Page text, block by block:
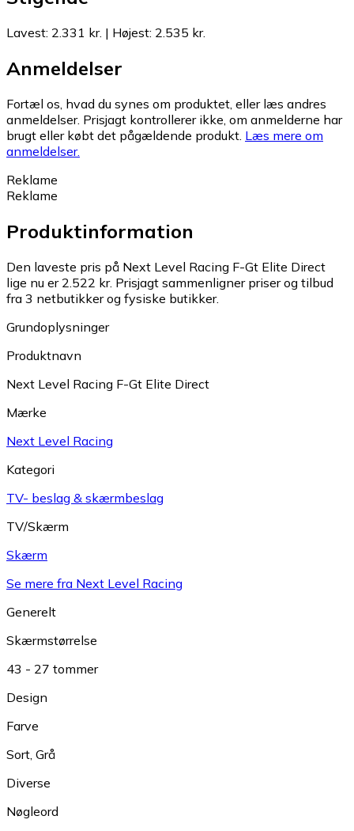
Lavest: 2.331 kr. | Højest: 2.535 kr.
Anmeldelser
Fortæl os, hvad du synes om produktet, eller læs andres
anmeldelser. Prisjagt kontrollerer ikke, om anmelderne har
brugt eller købt det pågældende produkt. Læs mere om
anmeldelser.
Reklame
Reklame
Produktinformation
Den laveste pris på Next Level Racing F-Gt Elite Direct
lige nu er 2.522 kr. Prisjagt sammenligner priser og tilbud
fra 3 netbutikker og fysiske butikker.
Grundoplysninger
Produktnavn
Next Level Racing F-Gt Elite Direct
Mærke
Next Level Racing
Kategori
TV- beslag & skærmbeslag
TV/Skærm
Skærm
Se mere fra Next Level Racing
Generelt
Skærmstørrelse
43 - 27 tommer
Design
Farve
Sort, Grå
Diverse
Nøgleord